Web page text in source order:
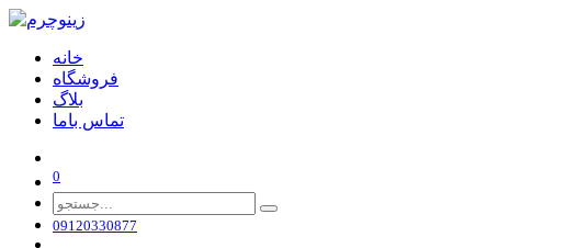
خانه
فروشگاه
بلاگ
تماس باما
0
09120330877